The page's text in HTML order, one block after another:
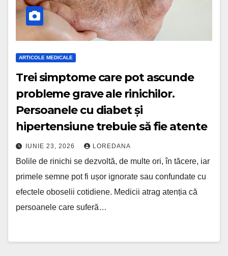
ARTICOLE MEDICALE
Trei simptome care pot ascunde
probleme grave ale rinichilor.
Persoanele cu diabet și
hipertensiune trebuie să fie atente
IUNIE 23, 2026 LOREDANA
Bolile de rinichi se dezvoltă, de multe ori, în tăcere, iar
primele semne pot fi ușor ignorate sau confundate cu
efectele oboselii cotidiene. Medicii atrag atenția că
persoanele care suferă…